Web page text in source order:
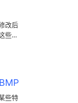
改后
些零
些特